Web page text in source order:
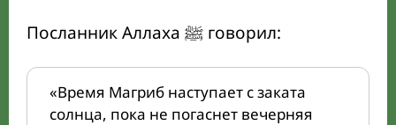
Посланник Аллаха ﷺ говорил:
«Время Магриб наступает с заката
солнца, пока не погаснет вечерняя